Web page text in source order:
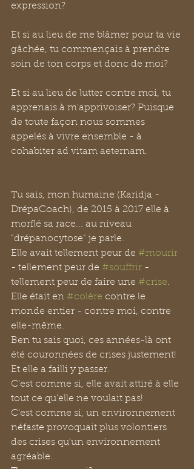
expression?
Et si au lieu de me blâmer pour ta vie
gâchée, tu commençais à prendre
soin de ton corps et donc de moi?
Et si au lieu de lutter contre moi, tu
apprenais à m'apprivoiser? Puisque
de toute façon nous sommes
appelés à vivre ensemble - à
cohabiter ad vitam aeternam.
Tu sais, mon humaine (Karidja -
DrépaCoach), de 2015 à 2017 elle à
morflé sa race... au niveau
"drépanocytose" je parle.
Elle avait tellement peur de #mourir
- tellement peur de #souffrir -
tellement peur de faire une #crise.
Elle était en #colère contre le
monde entier - contre moi, contre
elle-même.
Ben tu sais quoi, ces années-là ont
été couronnées de crises justement!
Et elle a failli y passer.
C'est comme si, elle avait attiré à elle
tout ce qu'elle ne voulait pas!
C'est comme si, un environnement
néfaste provoquait plus volontiers
des crises qu'un environnement
agréable.